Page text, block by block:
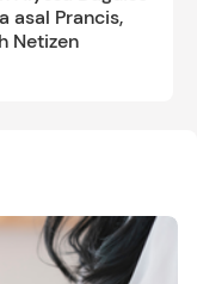
asal Prancis,
Netizen